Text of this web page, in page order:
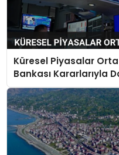
Küresel Piyasalar
Bankası Kararlarıyla